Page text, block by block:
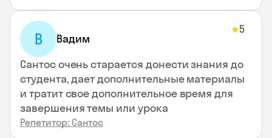
В Вадим
★5
Сантос очень старается донести знания до
студента, дает дополнительные материалы
и тратит свое дополнительное время для
завершения темы или урока
Репетитор: Сантос